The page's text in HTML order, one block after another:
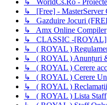
↳ [Free] - MasterServer
↳ Gazduire Jocuri
↳ Amx Online Compiler
↳ CLASSIC -[ROYAL]
↳ ( ROYAL )
↳ ( ROYAL ) Anunțuri
↳ ( ROYAL ) Cerere
↳ ( ROYAL ) Cerere
↳ ( ROYAL ) Reclamații
↳ ( ROYAL ) Lista Staff